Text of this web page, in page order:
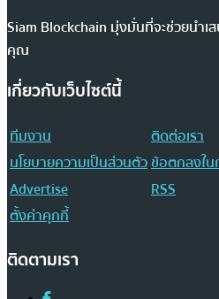
Siam Blockchain มุ่งมั่นที่จะช่วยนำเ
คุณ
เกี่ยวกับเว็บไซต์นี้
ทีมงาน
ติดต่อเรา
นโยบายความเป็นส่วนตัวข้อตกลงใน
Advertise
RSS
ตั้งค่าคุกกี้
ติดตามเรา